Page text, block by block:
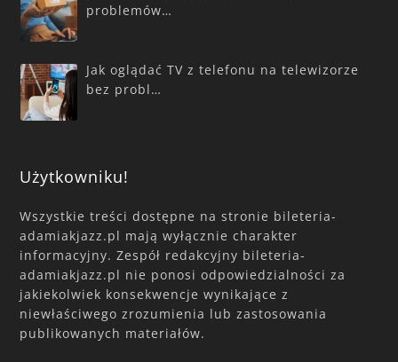
problemów…
Jak oglądać TV z telefonu na telewizorze
bez probl…
Użytkowniku!
Wszystkie treści dostępne na stronie bileteria-
adamiakjazz.pl mają wyłącznie charakter
informacyjny. Zespół redakcyjny bileteria-
adamiakjazz.pl nie ponosi odpowiedzialności za
jakiekolwiek konsekwencje wynikające z
niewłaściwego zrozumienia lub zastosowania
publikowanych materiałów.